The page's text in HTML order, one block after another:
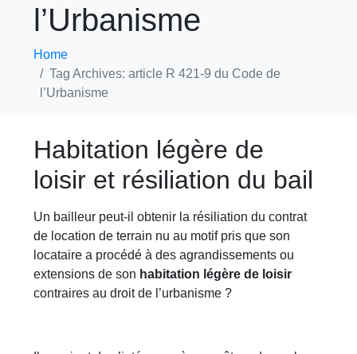
l’Urbanisme
Home
Tag Archives: article R 421-9 du Code de
l’Urbanisme
Habitation légère de
loisir et résiliation du bail
Un bailleur peut-il obtenir la résiliation du contrat
de location de terrain nu au motif pris que son
locataire a procédé à des agrandissements ou
extensions de son habitation légère de loisir
contraires au droit de l’urbanisme ?